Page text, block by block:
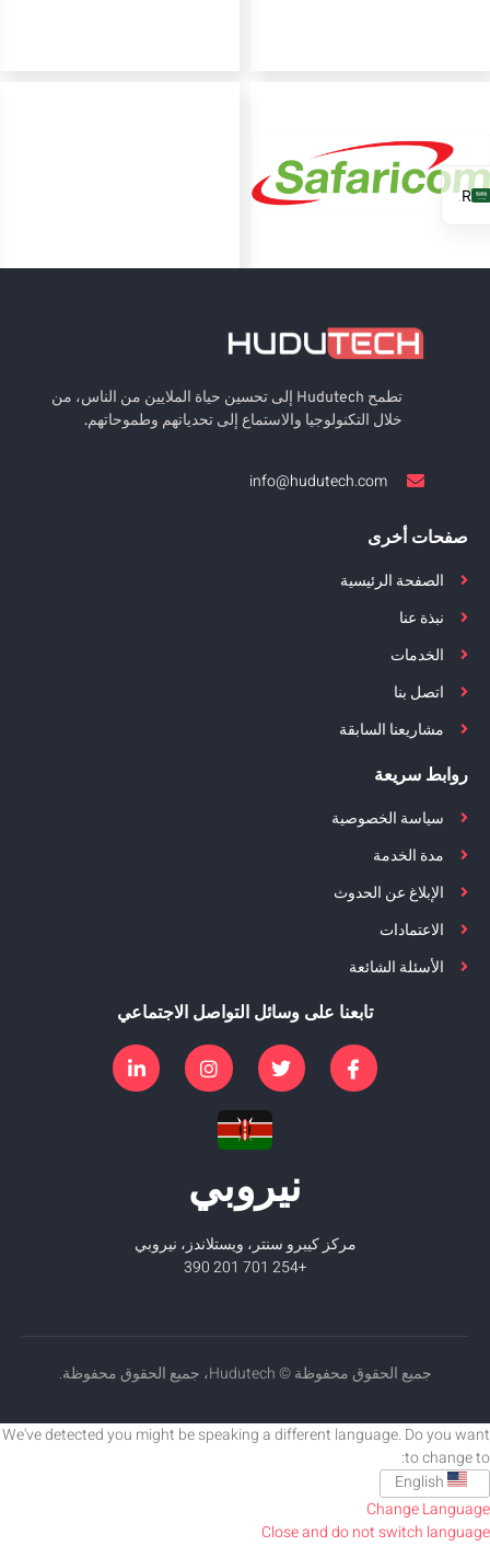
تطمح Hudutech إلى تحسين حياة الملايين من الناس، من
خلال التكنولوجيا والاستماع إلى تحدياتهم وطموحاتهم.
info@hudutech.com
صفحات أخرى
الصفحة الرئيسية
نبذة عنا
الخدمات
اتصل بنا
مشاريعنا السابقة
روابط سريعة
سياسة الخصوصية
مدة الخدمة
الإبلاغ عن الحدوث
الاعتمادات
الأسئلة الشائعة
تابعنا على وسائل التواصل الاجتماعي
نيروبي
مركز كيبرو سنتر، ويستلاندز، نيروبي
+254 701 201 390
جميع الحقوق محفوظة © Hudutech، جميع الحقوق محفوظة.
We've detected you might be speaking a different language. Do you want
to change to:
Change Language
Close and do not switch language
AR
FR